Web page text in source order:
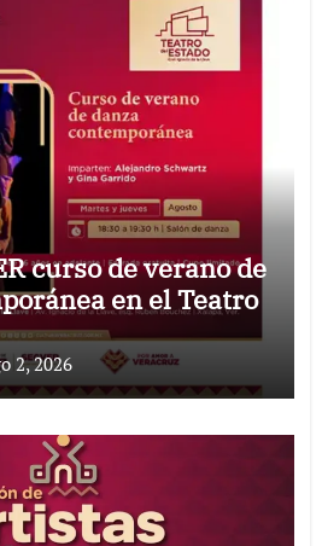
curso de verano de
en el Teatro
2, 2026